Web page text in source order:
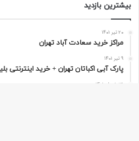
بیشترین بازدید
20 تیر 1401
مراکز خرید سعادت‌ آباد تهران
9 تیر 1401
پارک آبی اکباتان تهران + خرید اینترنتی
31 خرداد 1401